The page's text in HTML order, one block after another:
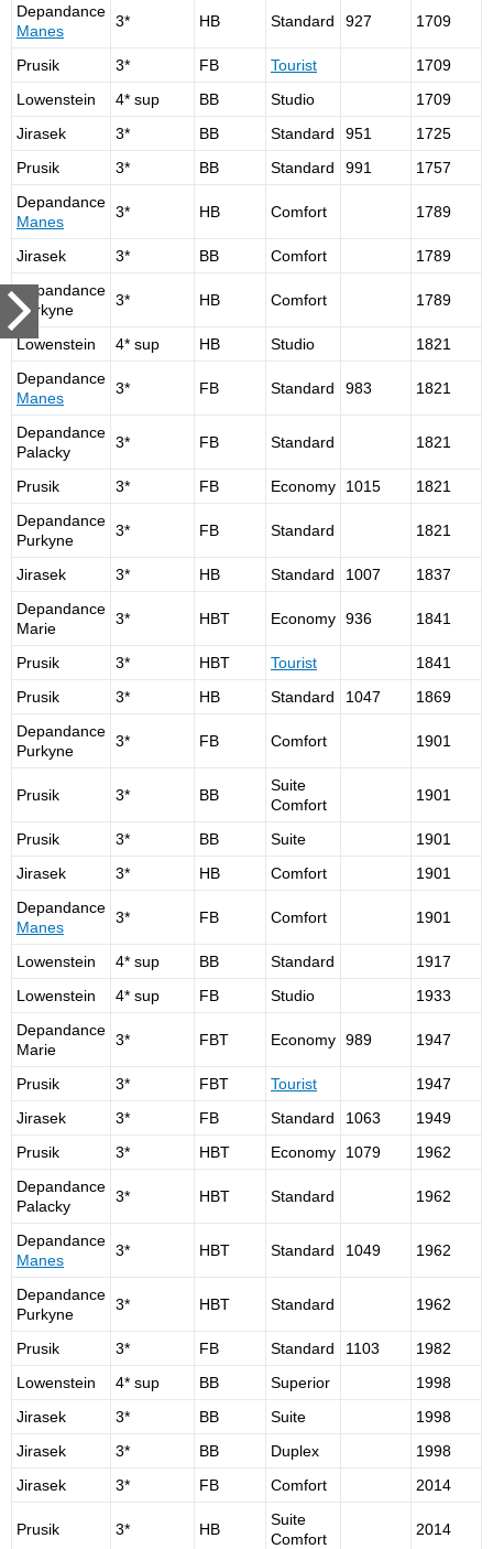
Depandance
Manes
3* HB Standard 927 1709
Prusik 3* FB Tourist
1709
Lowenstein
4* sup BB Studio
1709
Jirasek
3* BB Standard 951
1725
Prusik
3* BB Standard 991
1757
Depandance
Manes
3* HB Comfort 1789
Jirasek 3* BB Comfort
1789
Depandance
Purkyne
3* HB Comfort 1789
Lowenstein 4* sup HB Studio
1821
Depandance
Manes
3* FB Standard 983 1821
Depandance
Palacky
3* FB Standard 1821
Prusik 3* FB Economy 1015
1821
Depandance
Purkyne
3* FB Standard 1821
Jirasek 3* HB Standard 1007
1837
Depandance
Marie
3* HBT Economy 936 1841
Prusik 3* HBT Tourist
1841
Prusik
3* HB Standard 1047
1869
Depandance
Purkyne
3* FB Comfort 1901
Prusik 3* BB
Suite
Comfort
1901
Prusik 3* BB Suite
1901
Jirasek
3* HB Comfort
1901
Depandance
Manes
3* FB Comfort 1901
Lowenstein 4* sup BB Standard
1917
Lowenstein
4* sup FB Studio
1933
Depandance
Marie
3* FBT Economy 989 1947
Prusik 3* FBT Tourist
1947
Jirasek
3* FB Standard 1063
1949
Prusik
3* HBT Economy 1079
1962
Depandance
Palacky
3* HBT Standard 1962
Depandance
Manes
3* HBT Standard 1049 1962
Depandance
Purkyne
3* HBT Standard 1962
Prusik 3* FB Standard 1103
1982
Lowenstein
4* sup BB Superior
1998
Jirasek
3* BB Suite
1998
Jirasek
3* BB Duplex
1998
Jirasek
3* FB Comfort 2014
Prusik 3* HB
Suite
Comfort
2014